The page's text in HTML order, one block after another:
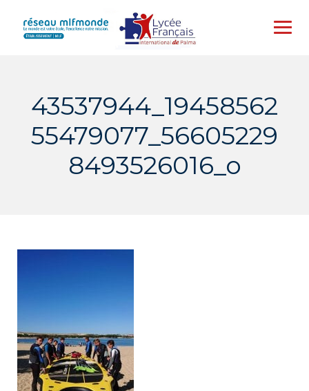
content
43537944_19458562
55479077_56605229
8493526016_o